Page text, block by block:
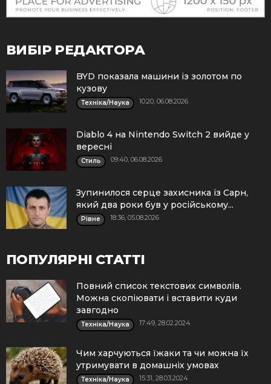
ВИБІР РЕДАКТОРА
BYD показала машини із золотом по
кузову
Техніка/Наука 10:20, 06.08.2026
Diablo 4 на Nintendo Switch 2 вийде у
вересні
Стиль 09:40, 06.08.2026
Зупинилося серце захисника із Сарн,
який два роки був у російському...
Рівне 18:36, 05.08.2026
ПОПУЛЯРНІ СТАТТІ
Повний список текстових символів.
Можна скопіювати і вставити куди
завгодно
Техніка/Наука 17:49, 28.02.2024
Чим харчуються їжаки та чи можна їх
утримувати в домашніх умовах
Техніка/Наука 15:31, 28.03.2024